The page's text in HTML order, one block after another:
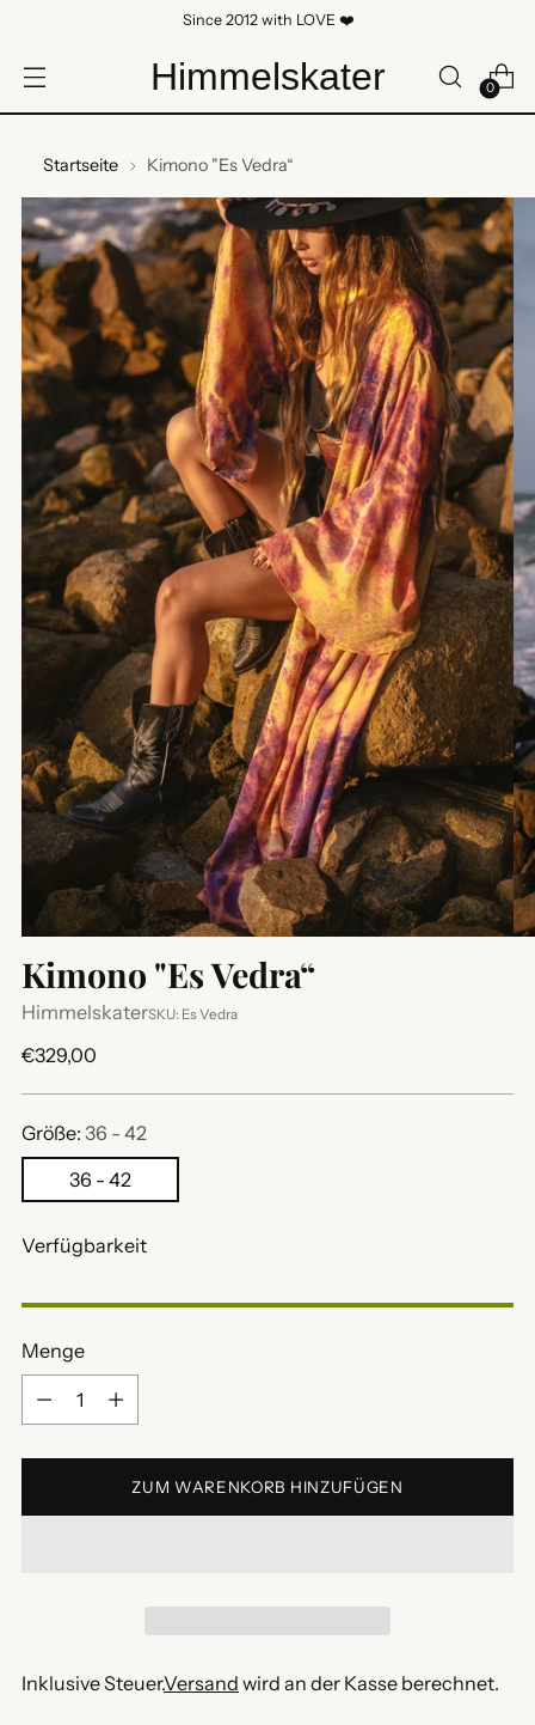
Since 2012 with LOVE ❤️
Himmelskater 0
Startseite Kimono "Es Vedra“
Kimono "Es Vedra“
HimmelskaterSKU: Es Vedra
Regulärer
€329,00
Größe: 36 - 42
36 - 42
Verfügbarkeit
Menge
Menge
ZUM WARENKORB HINZUFÜGEN
Inklusive Steuer.Versand wird an der Kasse berechnet.